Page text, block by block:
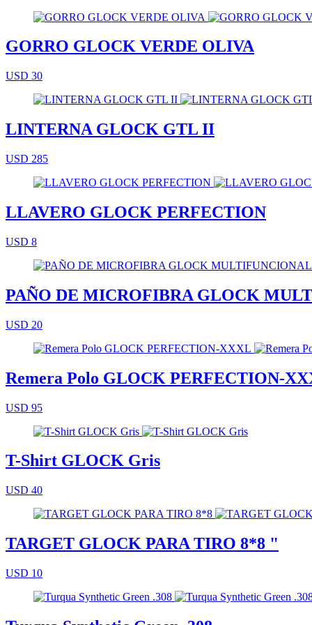
GORRO GLOCK VERDE OLIVA
USD 30
LINTERNA GLOCK GTL II
USD 285
LLAVERO GLOCK PERFECTION
USD 8
PAÑO DE MICROFIBRA GLOCK
USD 20
Remera Polo GLOCK PERFECTION-
USD 95
T-Shirt GLOCK Gris
USD 40
TARGET GLOCK PARA TIRO 8*8 "
USD 10